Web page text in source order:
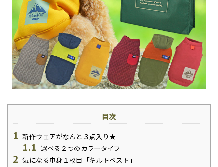
目次
1 新作ウェアがなんと３点入り★
1.1 選べる２つのカラータイプ
2 気になる中身１枚目「キルトベスト」